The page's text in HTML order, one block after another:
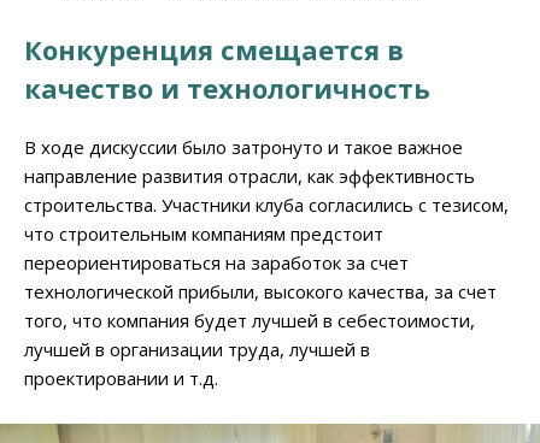
Конкуренция смещается в
качество и технологичность
В ходе дискуссии было затронуто и такое важное
направление развития отрасли, как эффективность
строительства. Участники клуба согласились с тезисом,
что строительным компаниям предстоит
переориентироваться на заработок за счет
технологической прибыли, высокого качества, за счет
того, что компания будет лучшей в себестоимости,
лучшей в организации труда, лучшей в
проектировании и т.д.